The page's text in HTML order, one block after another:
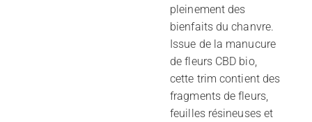
pleinement des
bienfaits du chanvre.
Issue de la manucure
de fleurs CBD bio,
cette trim contient des
fragments de fleurs,
feuilles résineuses et